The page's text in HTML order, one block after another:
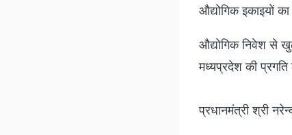
औद्योगिक इकाइयों
औद्योगिक निवेश से
मध्यप्रदेश की प्रगति
प्रधानमंत्री श्री